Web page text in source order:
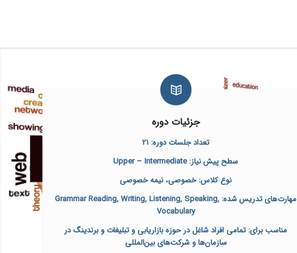
جزئیات دوره
تعداد جلسات دوره: 21
سطح پیش نیاز: Upper – Intermediate
نوع کلاس: خصوصی، نیمه خصوصی
مهارت‌های تدریس شده:
Grammar Reading, Writing, Listening, Speaking,
Vocabulary
مناسب برای: تمامی افراد شاغل در حوزه بازاریابی و تبلیغات و برندینگ در
سازمان‌ها و شرکت‌های بین‌المللی